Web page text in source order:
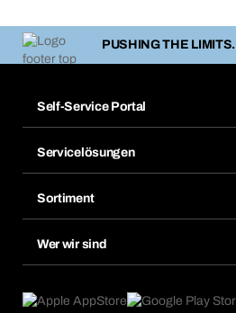
PUSHING THE LIMITS.
Self-Service Portal
Merklisten
Nachbestellung
Dauerauftrag
Servicelösungen
Gefahrenstoffdatenbank
eProcurement
Produktfinder
Sortiment
Wer wir sind
Was uns antreibt